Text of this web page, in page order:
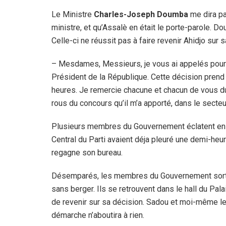
Le Ministre Charles-Joseph Doumba me dira
ministre, et qu’Assalè en était le porte-parole.
Celle-ci ne réussit pas à faire revenir Ahidjo sur
– Mesdames, Messieurs, je vous ai appelés
Président de la République. Cette décision
heures. Je remercie chacune et chacun de vous
rous du concours qu’il m’a apporté, dans le
Plusieurs membres du Gouvernement éclatent
Central du Parti avaient déja pleuré une demi-
regagne son bureau.
Désemparés, les membres du Gouvernement
sans berger. Ils se retrouvent dans le hall du
de revenir sur sa décision. Sadou et moi-même
démarche n’aboutira à rien.